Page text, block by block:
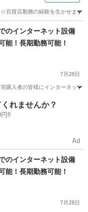
百貨店勤務の経験を生かせま
のインターネット設備
能！長期勤務可能！
7月28日
購入者の皆様にインターネッ
ッフれませんか？
‼️
Ad
のインターネット設備
能！長期勤務可能！
7月28日